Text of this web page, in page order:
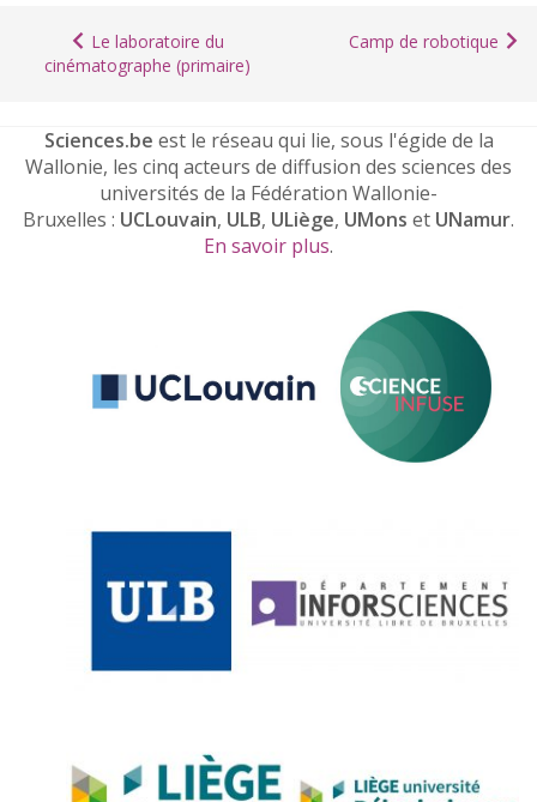
Le laboratoire du
cinématographe (primaire)
Camp de robotique
Sciences.be est le réseau qui lie, sous l'égide de la
Wallonie, les cinq acteurs de diffusion des sciences des
universités de la Fédération Wallonie-
Bruxelles : UCLouvain, ULB, ULiège, UMons et UNamur.
En savoir plus.